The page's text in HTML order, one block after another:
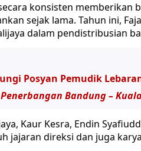
konsisten memberikan
sejak lama. Tahun ini,
dalam pendistribusian
Posyan Pemudik
Bandung –
Kaur Kesra, Endin
jajaran direksi dan juga